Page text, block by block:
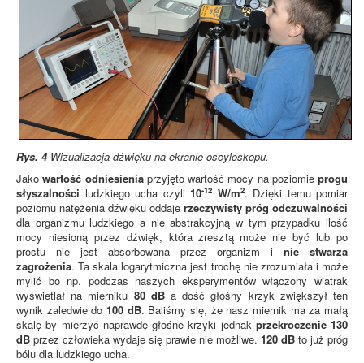
Rys. 4Wizualizacja dźwięku na ekranie oscyloskopu.
Jakowartość odniesieniaprzyjęto wartość mocy na poziomie progu
słyszalności ludzkiego ucha czyli10-12 W/m2. Dzięki temu pomiar
poziomu natężenia dźwięku oddaje rzeczywisty próg odczuwalności
dla organizmu ludzkiego a nie abstrakcyjną w tym przypadku ilość
mocy niesioną przez dźwięk, która zresztą może nie być lub po
prostu nie jest absorbowana przez organizm i nie stwarza
zagrożenia. Ta skala logarytmiczna jest trochę nie zrozumiała i może
mylić bo np. podczas naszych eksperymentów włączony wiatrak
wyświetlał na mierniku 80 dBa dość głośny krzyk zwiększył ten
wynik zaledwie do 100 dB. Baliśmy się, że nasz miernik ma za małą
skalę by mierzyć naprawdę głośne krzyki jednak przekroczenie 130
dB przez człowieka wydaje się prawie nie możliwe. 120 dB to już próg
bólu dla ludzkiego ucha.